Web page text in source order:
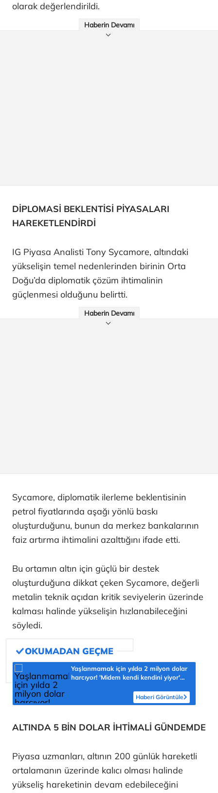
olarak değerlendirildi.
Haberin Devamı
DİPLOMASİ BEKLENTİSİ PİYASALARI
HAREKETLENDİRDİ
IG Piyasa Analisti Tony Sycamore, altındaki
yükselişin temel nedenlerinden birinin Orta
Doğu’da diplomatik çözüm ihtimalinin
güçlenmesi olduğunu belirtti.
Haberin Devamı
Sycamore, diplomatik ilerleme beklentisinin
petrol fiyatlarında aşağı yönlü baskı
oluşturduğunu, bunun da merkez bankalarının
faiz artırma ihtimalini azalttığını ifade etti.
Bu ortamın altın için güçlü bir destek
oluşturduğuna dikkat çeken Sycamore, değerli
metalin teknik açıdan kritik seviyelerin üzerinde
kalması halinde yükselişin hızlanabileceğini
söyledi.
Yaşlanmamak için yılda 2 milyon dolar
harcıyor! 'Midem kendi kendini yiyor'
Haberi Görüntüle
ALTINDA 5 BİN DOLAR İHTİMALİ GÜNDEMDE
Piyasa uzmanları, altının 200 günlük hareketli
ortalamanın üzerinde kalıcı olması halinde
yükseliş hareketinin devam edebileceğini